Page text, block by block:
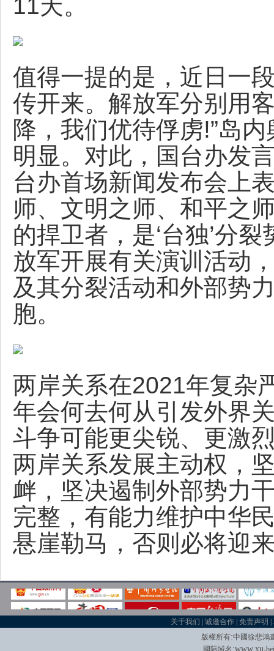
11天。
值得一提的是，近日一
传开来。解放军分别用
降，我们优待俘虏!”岛
明显。对此，国台办发
台办首场新闻发布会上
师、文明之师、和平之
的捍卫者，是‘台独’分裂
放军开展有关演训活动
及其分裂活动和外部势
胞。
两岸关系在2021年复杂
年会何去何从引发外界
斗争可能更尖锐、更激
两岸关系发展主动权，
衅，坚决遏制外部势力
完整，有能力维护中华
悬崖勒马，否则必将迎
关于我们 |诚邀合作 |免责声明 |
版權所有:中國徐悲鴻
國际域名 :www.xu-